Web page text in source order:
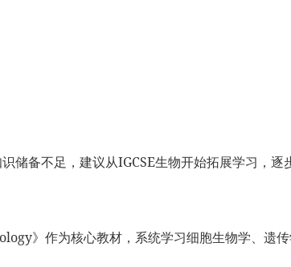
识储备不足，建议从IGCSE生物开始拓展学习，逐
》作为核心教材，系统学习细胞生物学、遗